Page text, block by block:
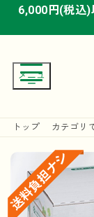
6,000円(税込)
6,000円(税込)
6,000円(税込)
トップ カテゴリ